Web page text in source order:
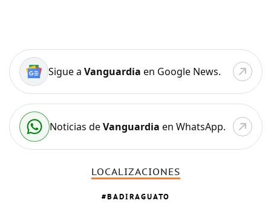
Sigue a Vanguardia en Google News.
Noticias deVanguardia en WhatsApp.
LOCALIZACIONES
BADIRAGUATO